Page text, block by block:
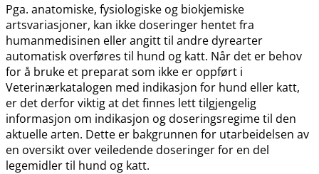
Pga. anatomiske, fysiologiske og biokjemiske
artsvariasjoner, kan ikke doseringer hentet fra
humanmedisinen eller angitt til andre dyrearter
automatisk overføres til hund og katt. Når det er behov
for å bruke et preparat som ikke er oppført i
Veterinærkatalogen med indikasjon for hund eller katt,
er det derfor viktig at det finnes lett tilgjengelig
informasjon om indikasjon og doseringsregime til den
aktuelle arten. Dette er bakgrunnen for utarbeidelsen av
en oversikt over veiledende doseringer for en del
legemidler til hund og katt.